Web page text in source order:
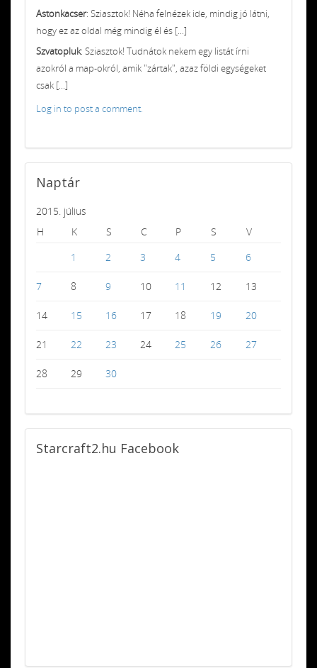
Astonkacser: Sziasztok! Néha felnézek ide, mindig jó látni,
hogy ez az oldal még mindig él és [...]
Szvatopluk: Sziasztok! Tudnátok nekem egy listát írni
azokról a map-okról, amik "zártak", azaz földi egységeket
csak [...]
Log in to post a comment.
Naptár
2015. július
H
K S C P S
V
1
2 3 4 5 6
7 8 9 10 11 12 13
14 15 16 17 18 19 20
21 22 23 24 25 26 27
28 29 30
Starcraft2.hu Facebook